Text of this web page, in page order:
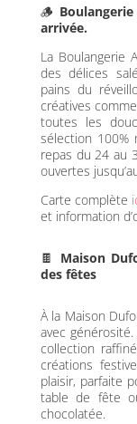
🪵
arrivée.
La Boulangerie
des délices
pains du
créatives
toutes les
sélection 100%
repas du 24 au
ouvertes
Carte complète
et information
🍫 Maison
des fêtes
À la Maison
avec
collection
créations
plaisir, parfaite
table de fête
chocolatée.